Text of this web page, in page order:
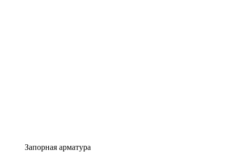
Запорная арматура